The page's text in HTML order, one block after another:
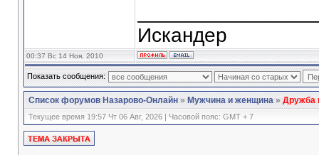
Искандер
00:37 Вс 14 Ноя, 2010
Показать сообщения:
Список форумов Назарово-Онлайн»Мужчина и женщина»Дружба
Текущее время 19:57 Чт 06 Авг, 2026 | Часовой пояс: GMT + 7